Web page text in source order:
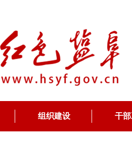
组织建设 干